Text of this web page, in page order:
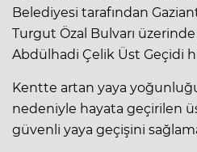
Belediyesi tarafından
Turgut Özal Bulvarı
Abdülhadi Çelik Üst Geçidi
Kentte artan yaya
nedeniyle hayata geçirilen
güvenli yaya geçişini